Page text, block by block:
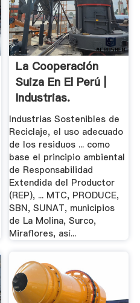
La Cooperación
Suiza En El Perú |
Industrias.
Industrias Sostenibles de
Reciclaje, el uso adecuado
de los residuos ... como
base el principio ambiental
de Responsabilidad
Extendida del Productor
(REP), ... MTC, PRODUCE,
SBN, SUNAT, municipios
de La Molina, Surco,
Miraflores, así...